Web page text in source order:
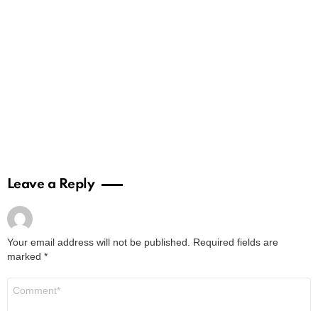
Leave a Reply
Your email address will not be published.
Required fields are
marked *